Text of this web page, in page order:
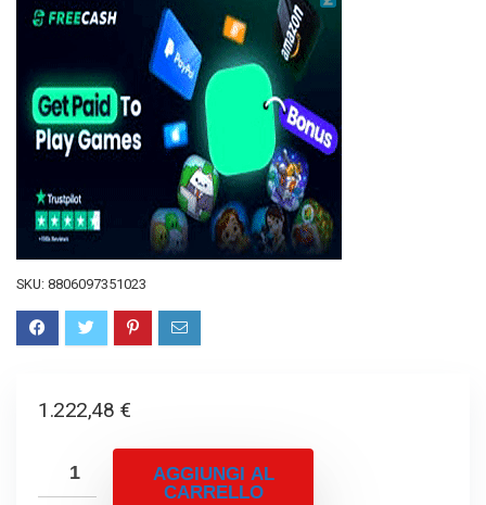
SKU: 8806097351023
1.222,48 €
AGGIUNGI AL
CARRELLO